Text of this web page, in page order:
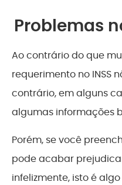
Problemas
Ao contrário do que
requerimento no INSS
contrário, em alguns
algumas informações
Porém, se você
pode acabar
infelizmente, isto é